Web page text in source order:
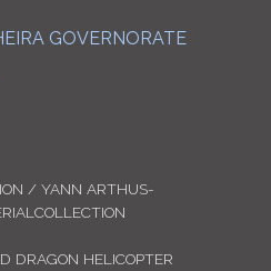
GOVERNORATE
/ YANN ARTHUS-
DRAGON HELICOPTER